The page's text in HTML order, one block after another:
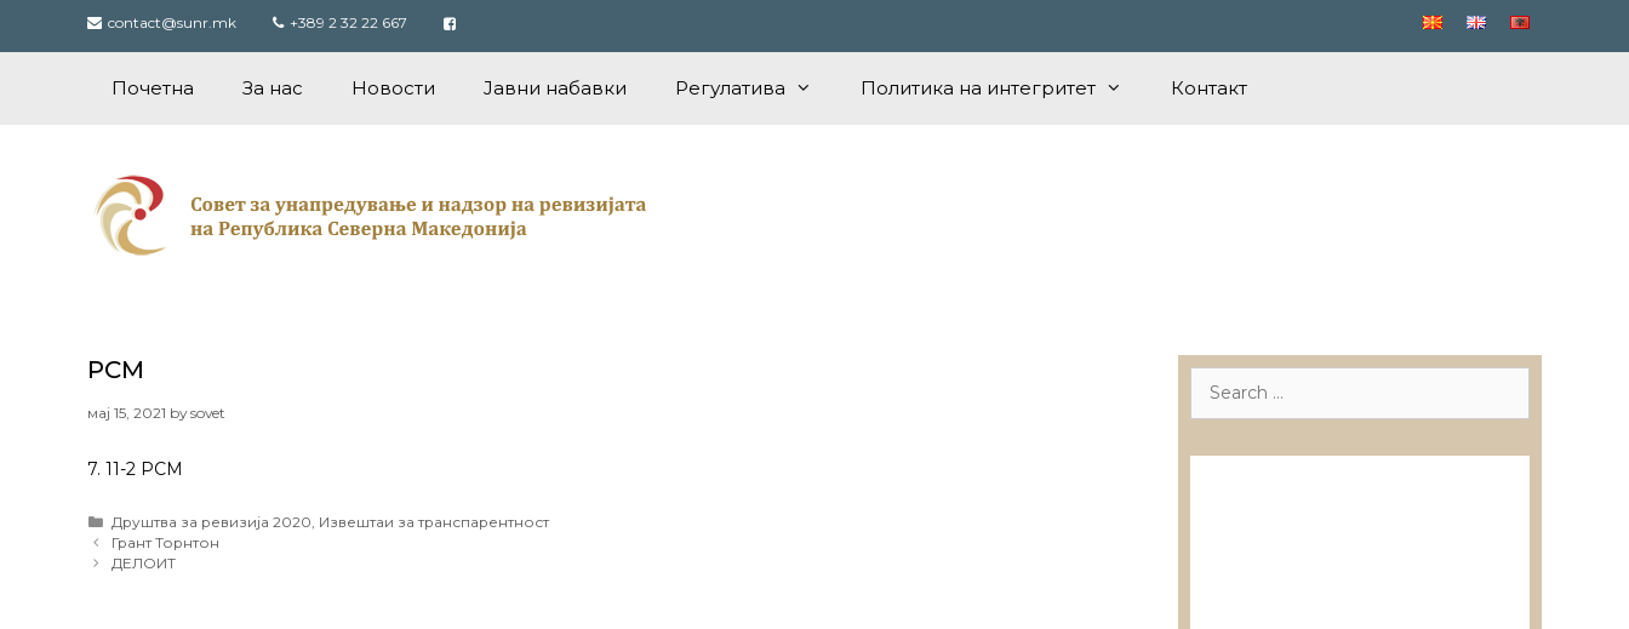
contact@sunr.mk +389 2 32 22 667
Почетна За нас Новости Јавни набавки Регулатива Политика на интегритет Контакт
РСМ
мај 15, 2021 bysovet
7. 11-2 РСМ
Categories
Друштва за ревизија 2020 Извештаи за транспарентност
Post
navigation
Грант Торнтон
ДЕЛОИТ
Search